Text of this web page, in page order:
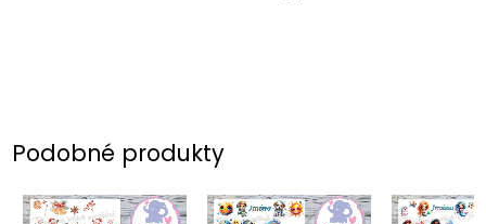
Podobné produkty